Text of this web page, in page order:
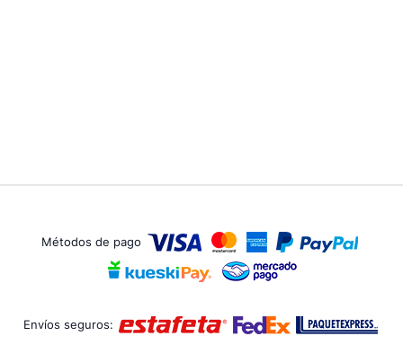
Métodos de pago
Envíos seguros: